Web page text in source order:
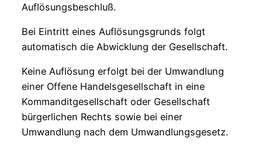
Auflösungsbeschluß.
Bei Eintritt eines Auflösungsgrunds folgt
automatisch die Abwicklung der Gesellschaft.
Keine Auflösung erfolgt bei der Umwandlung
einer Offene Handelsgesellschaft in eine
Kommanditgesellschaft oder Gesellschaft
bürgerlichen Rechts sowie bei einer
Umwandlung nach dem Umwandlungsgesetz.